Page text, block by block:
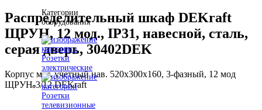
Категории
оборудования
Розетки
электрические
Розетки
телевизионные
Распределительный шкаф DEKraft
ЩРУН, 12 мод., IP31, навесной, сталь,
серая дверь, 30402DEK
Корпус мет. учетный нав. 520х300х160, 3-фазный, 12 мод
ЩРУН-3/12 DEKraft